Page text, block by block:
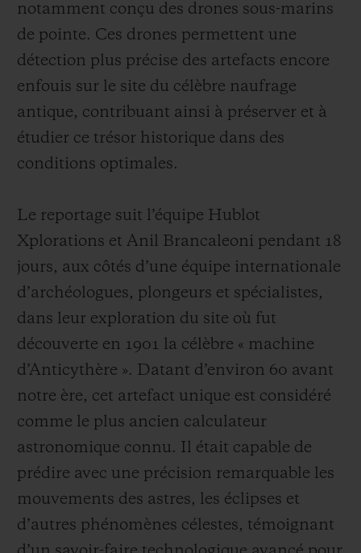
notamment conçu des drones sous-marins
de pointe. Ces drones permettent une
détection plus précise des artefacts encore
enfouis sur le site du célèbre naufrage
antique, contribuant ainsi à préserver et à
étudier ce trésor historique dans des
conditions optimales.
Le reportage suit l’équipe Hublot
Xplorations et Anil Brancaleoni pendant 18
jours, aux côtés d’une équipe internationale
d’archéologues, plongeurs et spécialistes,
dans leur exploration du site où fut
découverte en 1901 la célèbre « machine
d’Anticythère ». Datant d’environ 60 avant
notre ère, cet artefact unique est considéré
comme le plus ancien calculateur
astronomique connu. Il était capable de
prédire avec une précision remarquable les
mouvements des astres, les éclipses et
d’autres phénomènes célestes, témoignant